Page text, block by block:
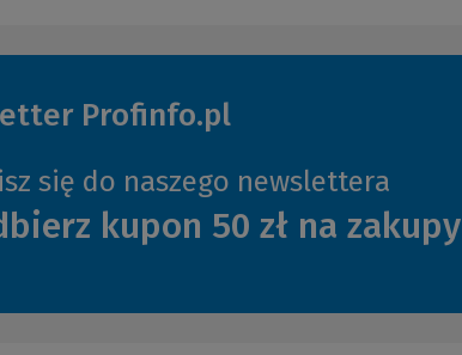
Profinfo.pl
się do naszego newslettera
kupon 50 zł na zakupy